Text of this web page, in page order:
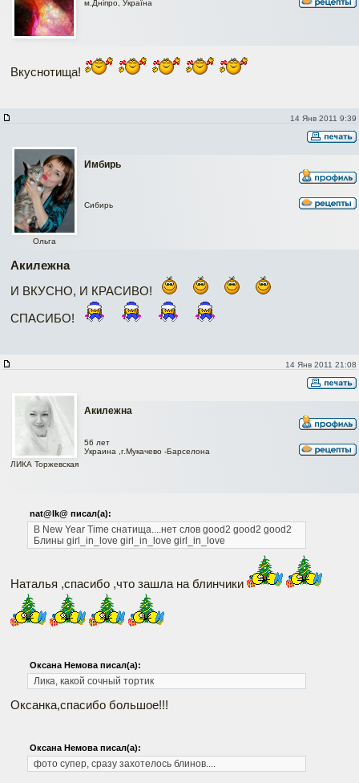
м.Дніпро, Україна
Вкуснотища!
14 Янв 2011 9:39
Имбирь
Ольга
Сибирь
Акилежна
И ВКУСНО, И КРАСИВО!
СПАСИБО!
14 Янв 2011 21:08
Акилежна
ЛИКА Торжевская
56 лет
Украина ,г.Мукачево -Барселона
nat@lk@ писал(а):
В New Year Time снатища....нет слов good2 good2 good2
Блины girl_in_love girl_in_love girl_in_love
Наталья ,спасибо ,что зашла на блинчики
Оксана Немова писал(а):
Лика, какой сочный тортик
Оксанка,спасибо большое!!!
Оксана Немова писал(а):
фото супер, сразу захотелось блинов....